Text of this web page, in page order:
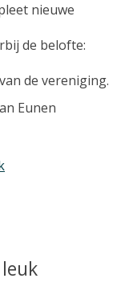
nieuwe
de belofte:
de vereniging.
Eunen